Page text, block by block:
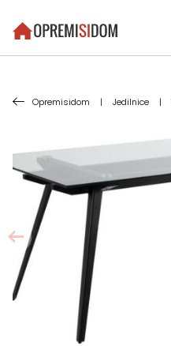
Opremisidom | Jedilnice |